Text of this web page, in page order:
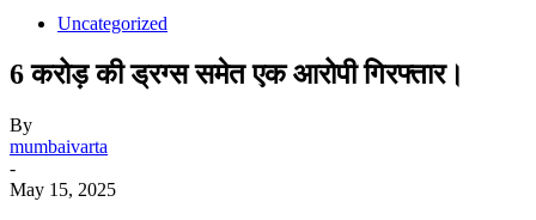
Uncategorized
6 करोड़ की ड्रग्स समेत एक आरोपी गिरफ्तार।
By
mumbaivarta
-
May 15, 2025